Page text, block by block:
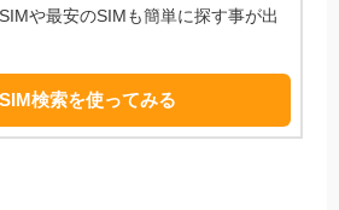
や最安のSIMも簡単に探す事が出
検索を使ってみる